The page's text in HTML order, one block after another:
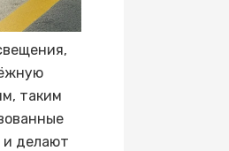
таким
и делают